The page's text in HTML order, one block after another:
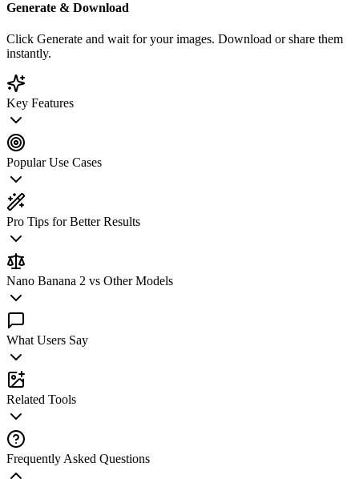
Generate & Download
Click Generate and wait for your images. Download or share them
instantly.
Key Features
Popular Use Cases
Pro Tips for Better Results
Nano Banana 2 vs Other Models
What Users Say
Related Tools
Frequently Asked Questions